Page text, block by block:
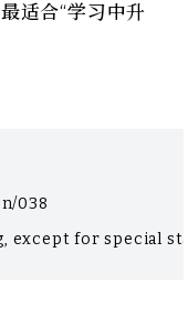
适合“学习中升
038
except for special